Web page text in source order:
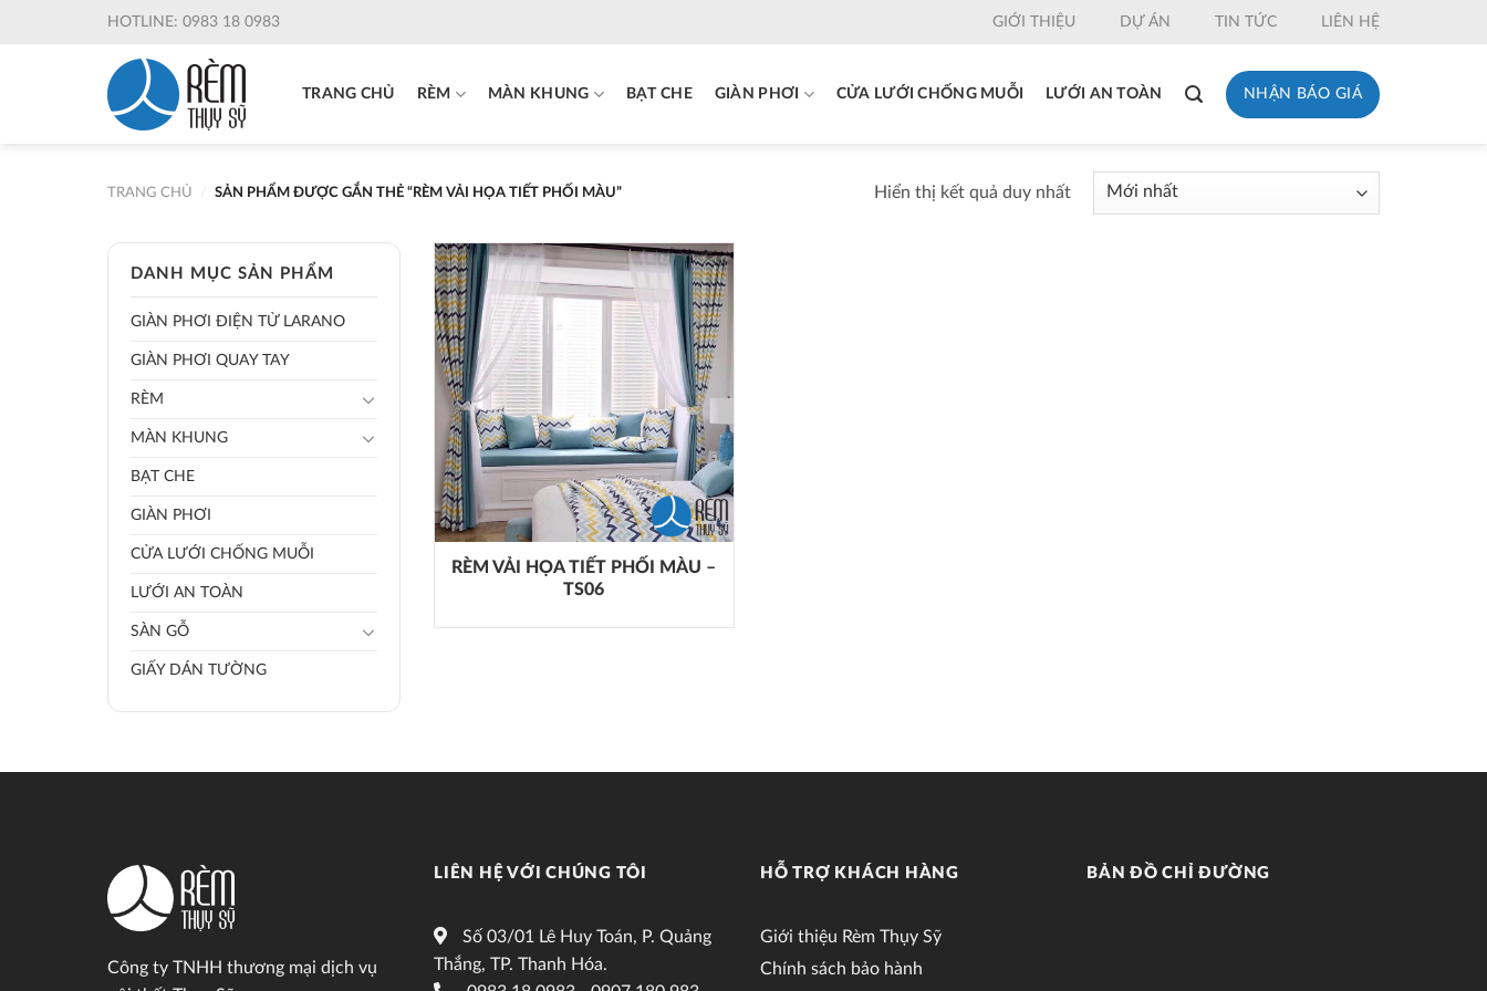
HOTLINE: 0983 18 0983 GIỚI THIỆU DỰ ÁN TIN TỨC LIÊN HỆ
TRANG CHỦ RÈM MÀN KHUNG BẠT CHE GIÀN PHƠI CỬA LƯỚI CHỐNG MUỖI LƯỚI AN TOÀN NHẬN BÁO GIÁ
TRANG CHỦ SẢN PHẨM ĐƯỢC GẮN THẺ “RÈM VẢI HỌA TIẾT PHỐI MÀU” Hiển thị kết quả duy nhất
DANH MỤC SẢN PHẨM
GIÀN PHƠI ĐIỆN TỬ LARANO
GIÀN PHƠI QUAY TAY
RÈM
MÀN KHUNG
BẠT CHE
GIÀN PHƠI
CỬA LƯỚI CHỐNG MUỖI
LƯỚI AN TOÀN
SÀN GỖ
GIẤY DÁN TƯỜNG
RÈM VẢI HỌA TIẾT PHỐI MÀU –
TS06
Công ty TNHH thương mại dịch vụ
LIÊN HỆ VỚI CHÚNG TÔI
Số 03/01 Lê Huy Toán, P. Quảng
Thắng, TP. Thanh Hóa.
HỖ TRỢ KHÁCH HÀNG
Giới thiệu Rèm Thụy Sỹ
Chính sách bảo hành
BẢN ĐỒ CHỈ ĐƯỜNG